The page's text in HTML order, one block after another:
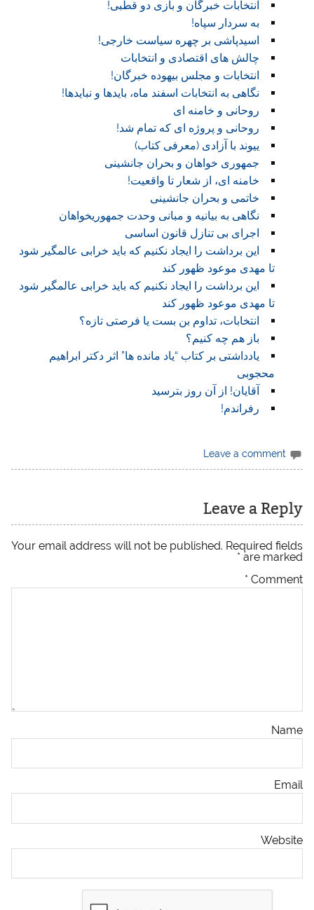
انتخابات خبرگان و بازی دو قطبی!
به سردار سپاه!
اسیدپاشی بر چهره سیاست خارجی!
چالش های اقتصادی و انتخابات
انتخابات و مجلس بیهوده خبرگان!
نگاهی به انتخابات اسفند ماه، بایدها و نبایدها!
روحانی و خامنه ای
روحانی و پروژه ای که تمام شد!
ییوند با آزادی (معرفی کتاب)
جمهوری خواهان و بحران جانشینی
خامنه ای، از شعار تا واقعیت!
خاتمی و بحران جانشینی
نگاهی به بیانیه و مبانی وحدت جمهوریخواهان
اجرای بی تنازل قانون اساسی
این برداشت را ایجاد نکنیم که باید خرابی عالمگیر شود
تا مهدی موعود ظهور کند
این برداشت را ایجاد نکنیم که باید خرابی عالمگیر شود
تا مهدی موعود ظهور کند
انتخابات، تداوم بن بست یا فرصتی تازه؟
باز هم چه کنیم؟
یادداشتی بر کتاب “یاد مانده ها” اثر دکتر ابراهیم
محجوبی
آقایان! از آن روز بترسید
رفراندم!
Leave a comment
Leave a Reply
Your email address will not be published. Required fields
are marked
*
Comment
*
Name
Email
Website